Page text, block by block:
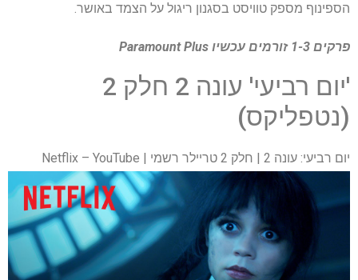
הספינוף מספק טוויסט בסגנון ריגול על הצמד באושר.
פרקים 1-3 זורמים עכשיו Paramount Plus
'יום רביעי' עונה 2 חלק 2
(נטפליקס)
יום רביעי: עונה 2 | חלק 2 טריילר רשמי | Netflix – YouTube